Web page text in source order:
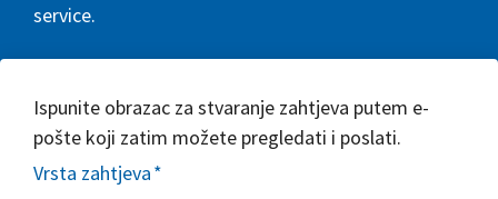
service.
Ispunite obrazac za stvaranje zahtjeva putem e-
pošte koji zatim možete pregledati i poslati.
Vrsta zahtjeva*